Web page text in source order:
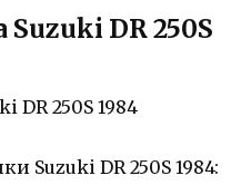
DR 250S
Suzuki DR 250S 1984: